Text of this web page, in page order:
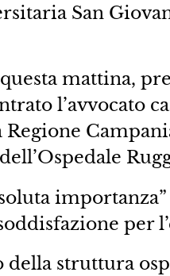
San
mattina,
l’avvocato
per
della struttura